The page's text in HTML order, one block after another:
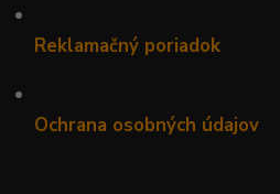
•
Reklamačný poriadok
•
Ochrana osobných údajov